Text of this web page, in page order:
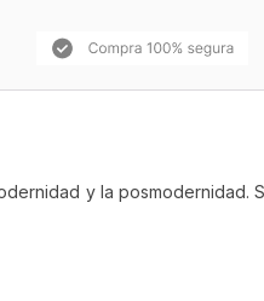
y la posmodernidad.